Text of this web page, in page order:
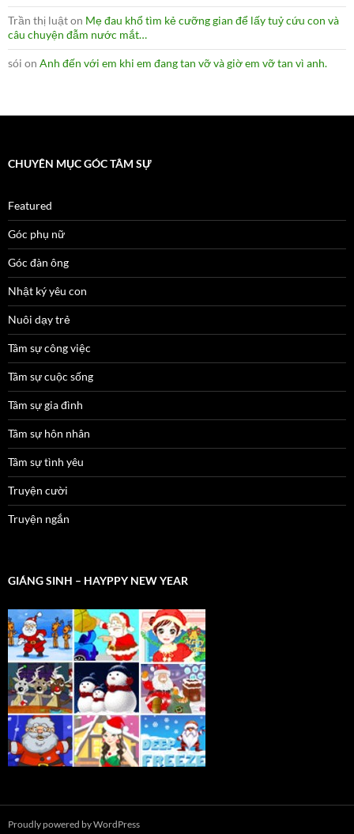
Trần thị luậton Mẹ đau khổ tìm kẻ cưỡng gian để lấy tuỷ cứu con và
câu chuyện đẫm nước mắt…
sói on Anh đến với em khi em đang tan vỡ và giờ em vỡ tan vì anh.
CHUYÊN MỤC GÓC TÂM SỰ
Featured
Góc phụ nữ
Góc đàn ông
Nhật ký yêu con
Nuôi dạy trẻ
Tâm sự công việc
Tâm sự cuộc sống
Tâm sự gia đình
Tâm sự hôn nhân
Tâm sự tình yêu
Truyện cười
Truyện ngắn
GIÁNG SINH – HAYPPY NEW YEAR
Proudly powered by WordPress